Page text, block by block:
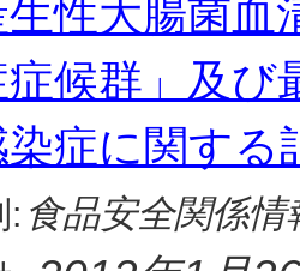
性大腸菌血
候群」及び
症に関する
: 食品安全関係情